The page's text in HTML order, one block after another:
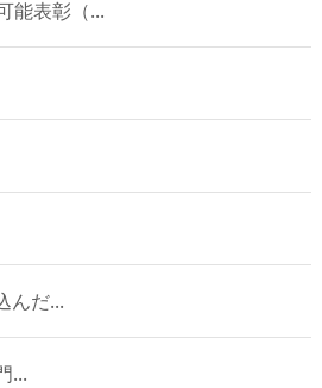
能表彰（...
んだ...
...